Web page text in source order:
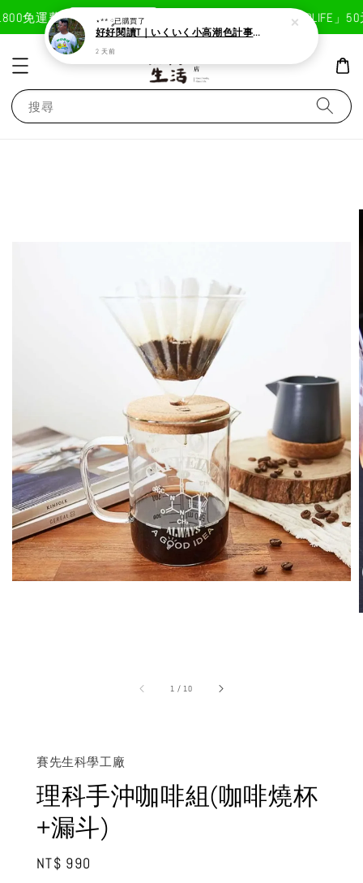
免運費 現在去購物！ 首次註冊輸入折扣碼「GOODLIFE」50
搜尋
1 / 10
賽先生科學工廠
理科手沖咖啡組(咖啡燒杯
+漏斗)
Regular
NT$ 990
⋆** ༘已購買了
好好閱讀T｜いくいく小高潮色計事務所X好好生活書店聯名款
2 天前